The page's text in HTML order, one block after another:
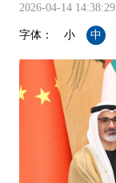
2026-04-14 14:38:29
字体： 小 中